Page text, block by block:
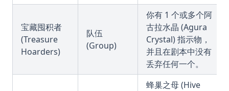
宝藏囤积者
(Treasure
Hoarders)
队伍
(Group)
你有 1 个或多个阿
古拉水晶 (Agura
Crystal) 指示物，
并且在剧本中没有
丢弃任何一个。
蜂巢之母 (Hive